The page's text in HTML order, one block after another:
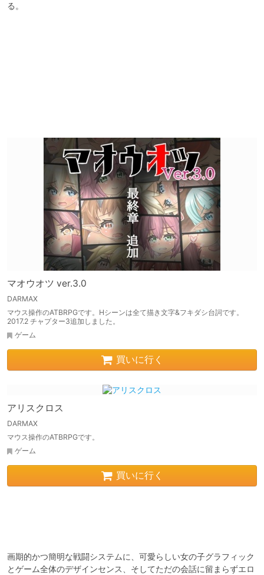
る。
マオウオツ ver.3.0
DARMAX
マウス操作のATBRPGです。Hシーンは全て描き文字&フキダシ台詞です。
2017.2 チャプター3追加しました。
ゲーム
買いに行く
アリスクロス
DARMAX
マウス操作のATBRPGです。
ゲーム
買いに行く
画期的かつ簡明な戦闘システムに、可愛らしい女の子グラフィック
とゲーム全体のデザインセンス、そしてただの会話に留まらずエロ